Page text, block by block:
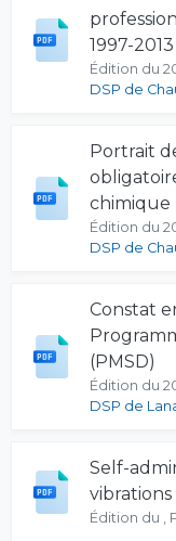
1997-2013
Édition du
DSP de
Portrait
chimique
Édition du
DSP de
Constat
(PMSD)
Édition du
DSP de
Self-
vibrations
Édition du ,